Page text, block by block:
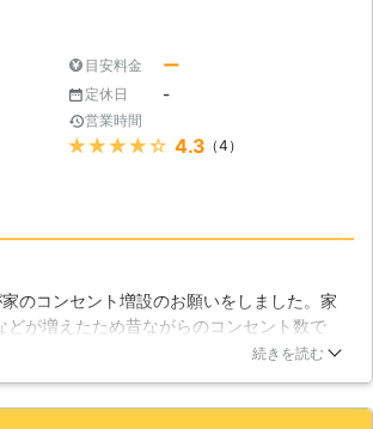
で、弊社の利用が初めての方でも安心
してお任せできます。
目安料金 ー
定休日 -
営業時間
★★★★★ 4.3 （4）
のコンセント増設のお願いをしました。家
どが増えたため昔ながらのコンセント数で
しまい、増設に踏み切りました。ついでに今
続きを読む